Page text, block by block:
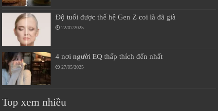
Độ tuổi được thế hệ Gen Z coi là đã già
22/07/2025
4 nơi người EQ thấp thích đến nhất
27/05/2025
Top xem nhiều